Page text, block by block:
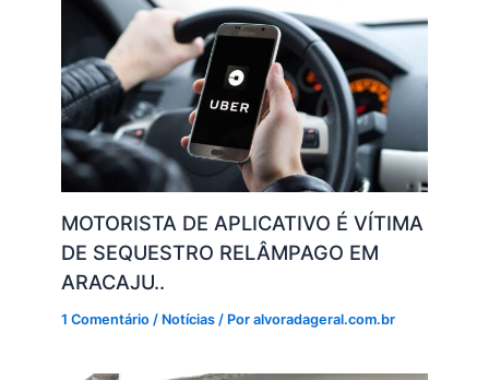
MOTORISTA DE APLICATIVO É VÍTIMA
DE SEQUESTRO RELÂMPAGO EM
ARACAJU..
1 Comentário / Notícias / Poralvoradageral.com.br